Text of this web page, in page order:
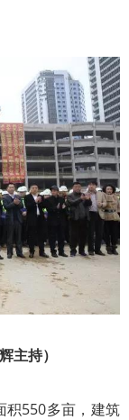
主持）
550多亩，建筑